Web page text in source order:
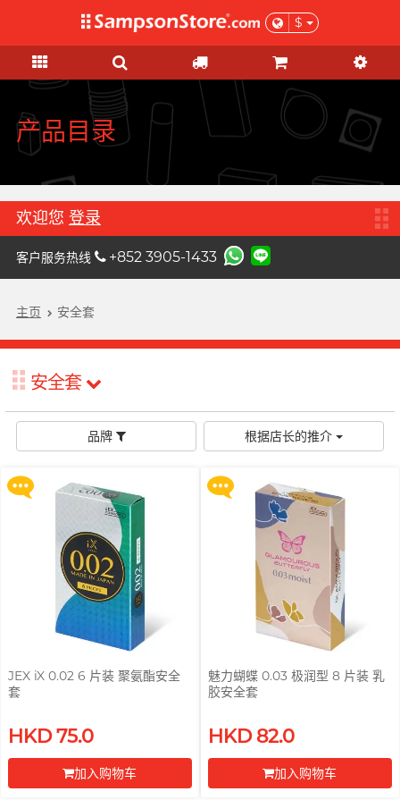
安全套
功能
超薄乳胶
极薄 PU
加润系列
非乳胶类
大码尺寸
度身订造
横纹凸点
浪漫時光
持久快感
冰火体验
品牌
Durex 杜蕾斯 (香港)
ONE
润滑液
功能
硅基润滑
水基润滑
无添加系列
厚重黏滑
轻爽润滑
我想要
提升前戏体验
後庭润滑
敏感适用
水潤肌膚
Pepee
Smile Makers
Sagami 相模
ONE
Olivia 奥莉维亚
情趣玩具
女士
初心体验
进阶体验
吸啜体验
震动刺激
C 点按摩
情侣环
男士
飞机杯
多次使用
电动玩具
玩具润滑及清洁
Findom 指险套
个人护理
基本护理
验孕及测试用品
HIV/性病/毒品测试
身体护理
运动护理
男士造型
机能强化
品牌
Clearblue 验孕宝
Doctoreyes
Mentholatum 曼秀雷敦
Sensuous
INDICAID 妥析
pjur 碧宜润
SUPPLY
其它品牌
礼品及优惠
优惠
清货优惠
特惠組合
礼品
女士刺激
男士机能
聯乘系列
特別版
鲜花花束
全部礼品
品牌
Aqua Lube
Arcwave
B Barber Mind
Clearblue 验孕宝
D Doctoreyes
Durex 杜蕾斯 (环球)
FUN FACTORY
Gillette
INDICAID 妥析
iroha
Japan Medical
JOSEE
K
Ladyshape
网红市集
网红市集
由网红亲自为你推荐 Sampson
Store 上的私房好物！
创作歌手, 潘宇谦
全方位艺人, 赵学而
$
产品目录
欢迎您 登录
客户服务热线 +852 3905-1433
主页 安全套
安全套
品牌 根据店长的推介
买满 $200 即可以优惠价 $129 换
须刀连底座 (刀架 1 件 + 刀头 2 片)
更多优惠
JEX iX 0.02 6 片装 聚氨酯安全
套
HKD 75.0
加入购物车
须刀连底座 (刀架 1 件 + 刀头 2 片)
更多优惠
魅力蝴蝶 0.03 极润型 8 片装 乳
胶安全套
HKD 82.0
加入购物车
购 Gillette 吉列 Labs 极光系列剃
须刀连底座 (刀架 1 件 + 刀头 2 片)
更多优惠
购 Gillette 吉列 Labs 极光系列剃
须刀连底座 (刀架 1 件 + 刀头 2 片)
更多优惠